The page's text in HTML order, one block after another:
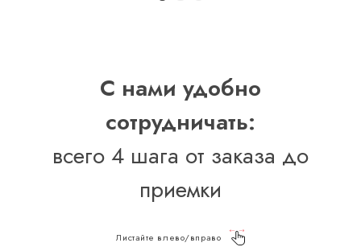
С нами удобно
сотрудничать:
всего 4 шага от заказа до
приемки
Листайте влево/вправо